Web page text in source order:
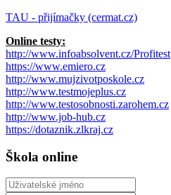
TAU - přijímačky (cermat.cz)
Online testy:
http://www.infoabsolvent.cz/Profitest
https://www.emiero.cz
http://www.mujzivotposkole.cz
http://www.testmojeplus.cz
http://www.testosobnosti.zarohem.cz
http://www.job-hub.cz
https://dotaznik.zlkraj.cz
Škola online